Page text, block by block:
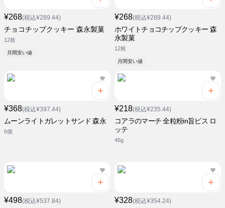
¥268(税込¥289.44)
チョコチップクッキー 森永製菓
12枚
月間安い値
¥268(税込¥289.44)
ホワイトチョコチップクッキー 森
永製菓
12枚
月間安い値
¥368(税込¥397.44)
ムーンライトガレットサンド 森永
6個
¥218(税込¥235.44)
コアラのマーチ 全粒粉in旨ビス ロ
ッテ
46g
¥498(税込¥537.84) ¥328(税込¥354.24)